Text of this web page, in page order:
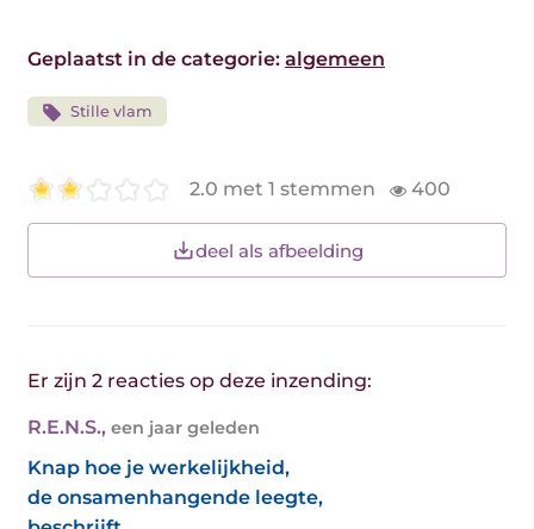
Geplaatst in de categorie: algemeen
Stille vlam
2.0 met 1 stemmen 400
deel als afbeelding
Er zijn 2 reacties op deze inzending:
R.E.N.S., een jaar geleden
Knap hoe je werkelijkheid,
de onsamenhangende leegte,